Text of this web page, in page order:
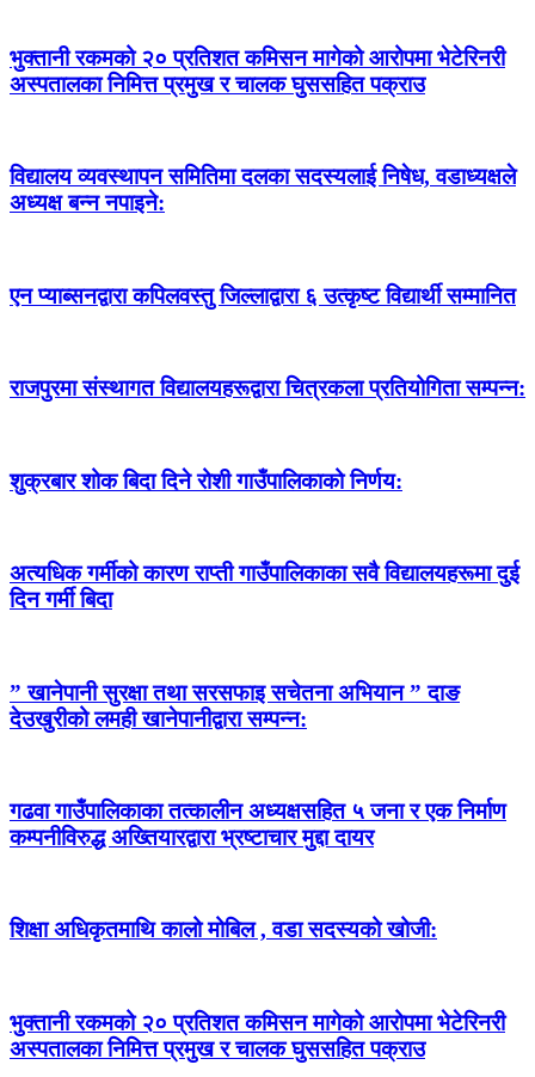
भुक्तानी रकमको २० प्रतिशत कमिसन मागेको आरोपमा भेटेरिनरी
अस्पतालका निमित्त प्रमुख र चालक घुससहित पक्राउ
विद्यालय व्यवस्थापन समितिमा दलका सदस्यलाई निषेध, वडाध्यक्षले
अध्यक्ष बन्न नपाइने:
एन प्याब्सनद्वारा कपिलवस्तु जिल्लाद्वारा ६ उत्कृष्ट विद्यार्थी सम्मानित
राजपुरमा संस्थागत विद्यालयहरूद्वारा चित्रकला प्रतियोगिता सम्पन्न:
शुक्रबार शोक बिदा दिने रोशी गाउँपालिकाको निर्णय:
अत्यधिक गर्मीको कारण राप्ती गाउँपालिकाका सवै विद्यालयहरूमा दुई
दिन गर्मी बिदा
” खानेपानी सुरक्षा तथा सरसफाइ सचेतना अभियान ” दाङ
देउखुरीको लमही खानेपानीद्वारा सम्पन्न:
गढवा गाउँपालिकाका तत्कालीन अध्यक्षसहित ५ जना र एक निर्माण
कम्पनीविरुद्ध अख्तियारद्वारा भ्रष्टाचार मुद्दा दायर
शिक्षा अधिकृतमाथि कालो मोबिल , वडा सदस्यको खोजी:
भुक्तानी रकमको २० प्रतिशत कमिसन मागेको आरोपमा भेटेरिनरी
अस्पतालका निमित्त प्रमुख र चालक घुससहित पक्राउ